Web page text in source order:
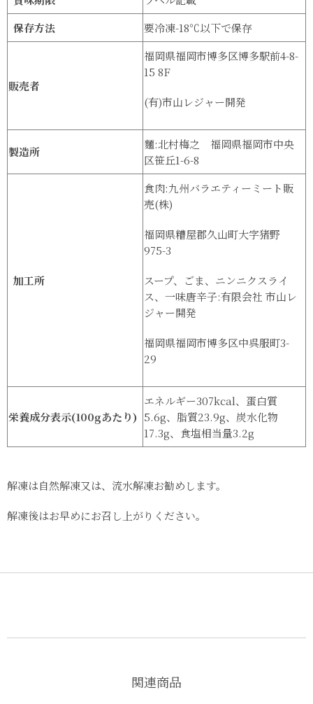
保存方法
要冷凍-18℃以下で保存
販売者
福岡県福岡市博多区博多駅前4-8-
15 8F
(有)市山レジャー開発
製造所
麵:北村梅之 福岡県福岡市中央
区笹丘1-6-8
加工所
食肉:九州バラエティーミート販
売(株)
福岡県糟屋郡久山町大字猪野
975-3
スープ、ごま、ニンニクスライ
ス、一味唐辛子:有限会社 市山レ
ジャー開発
福岡県福岡市博多区中呉服町3-
29
栄養成分表示(100gあたり)
エネルギー307kcal、蛋白質
5.6g、脂質23.9g、炭水化物
17.3g、食塩相当量3.2g
解凍は自然解凍又は、流水解凍お勧めします。
解凍後はお早めにお召し上がりください。
関連商品